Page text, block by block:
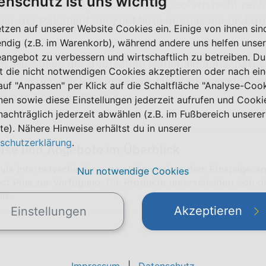
Preis von 4,99 € monatlich, sofern nicht
der Paketlaufzeit zur Miete überlassen und
alle Spiele der deutschen Nationalmannschaft
von der Telekom ansehen. Hier bekommst du
das Spiel um Platz 3.
und Angebote im Überblick
Internetverbindung, es stehen neben dem
Plus zur Verfügung. Die Produkte unterscheiden sich
auf unserer Website Cookies ein. Einige von ihnen
(z.B. im Warenkorb), während andere uns helfen unser
zu verbessern und wirtschaftlich zu betreiben. Du
die nicht notwendigen Cookies akzeptieren oder nach
"Anpassen" per Klick auf die Schaltfläche "Analyse-
sowie diese Einstellungen jederzeit aufrufen und
jederzeit abwählen (z.B. im Fußbereich unserer
Nähere Hinweise erhältst du in unserer
.
Nur notwendige Cookies
Einstellungen Akzeptieren